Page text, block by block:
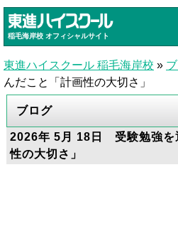
稲毛海岸校 オフィシャルサイト
東進ハイスクール 稲毛海岸校 »
んだこと「計画性の大切さ」
ブログ
2026年 5月 18日 受験勉強を
性の大切さ」